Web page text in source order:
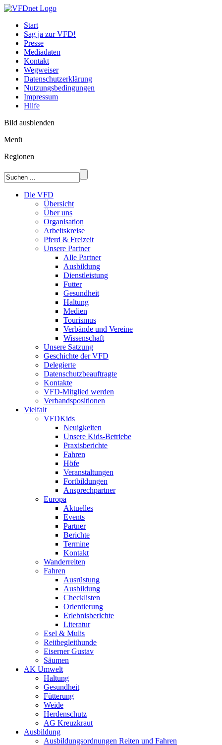
Start
Sag ja zur VFD!
Presse
Mediadaten
Kontakt
Wegweiser
Datenschutzerklärung
Nutzungsbedingungen
Impressum
Hilfe
Bild ausblenden
Menü
Regionen
Die VFD
Übersicht
Über uns
Organisation
Arbeitskreise
Pferd & Freizeit
Unsere Partner
Alle Partner
Ausbildung
Dienstleistung
Futter
Gesundheit
Haltung
Medien
Tourismus
Verbände und Vereine
Wissenschaft
Unsere Satzung
Geschichte der VFD
Delegierte
Datenschutzbeauftragte
Kontakte
VFD-Mitglied werden
Verbandspositionen
Vielfalt
VFDKids
Neuigkeiten
Unsere Kids-Betriebe
Praxisberichte
Fahren
Höfe
Veranstaltungen
Fortbildungen
Ansprechpartner
Europa
Aktuelles
Events
Partner
Berichte
Termine
Kontakt
Wanderreiten
Fahren
Ausrüstung
Ausbildung
Checklisten
Orientierung
Erlebnisberichte
Literatur
Esel & Mulis
Reitbegleithunde
Eiserner Gustav
Säumen
AK Umwelt
Haltung
Gesundheit
Fütterung
Weide
Herdenschutz
AG Kreuzkraut
Ausbildung
Ausbildungsordnungen Reiten und Fahren